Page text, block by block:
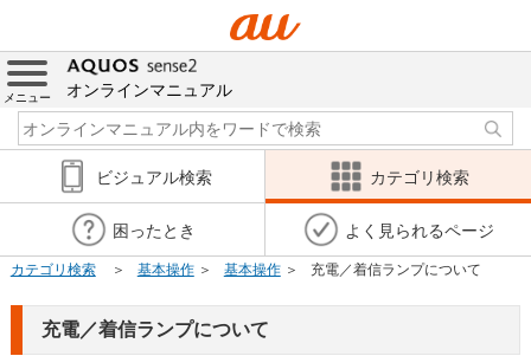
メニュー オンラインマニュアル
ビジュアル検索 カテゴリ検索
困ったとき よく見られるページ
カテゴリ検索 基本操作 基本操作 充電／着信ランプについて
充電／着信ランプについて